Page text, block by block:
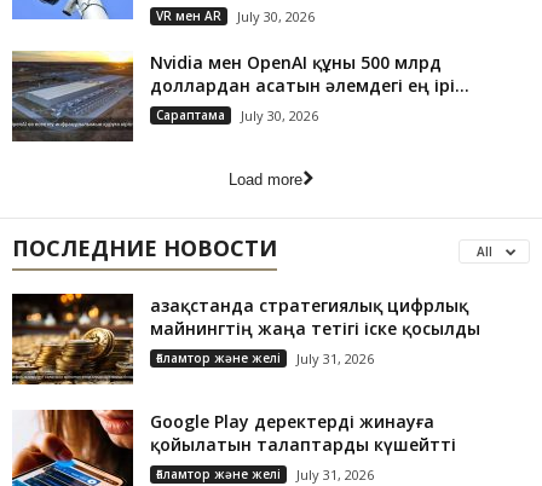
VR мен AR July 30, 2026
Nvidia мен OpenAI құны 500 млрд
доллардан асатын әлемдегі ең ірі...
Сараптама July 30, 2026
Load more
ПОСЛЕДНИЕ НОВОСТИ All
Қазақстанда стратегиялық цифрлық
майнингтің жаңа тетігі іске қосылды
Ғаламтор және желі July 31, 2026
Google Play деректерді жинауға
қойылатын талаптарды күшейтті
Ғаламтор және желі July 31, 2026